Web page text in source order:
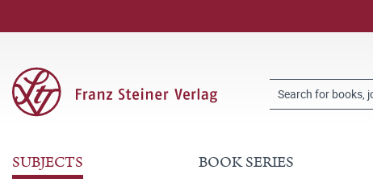
SUBJECTS BOOK SERIES